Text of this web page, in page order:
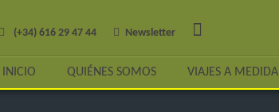
(+34) 616 29 47 44 Newsletter
INICIO QUIÉNES SOMOS VIAJES A MEDIDA